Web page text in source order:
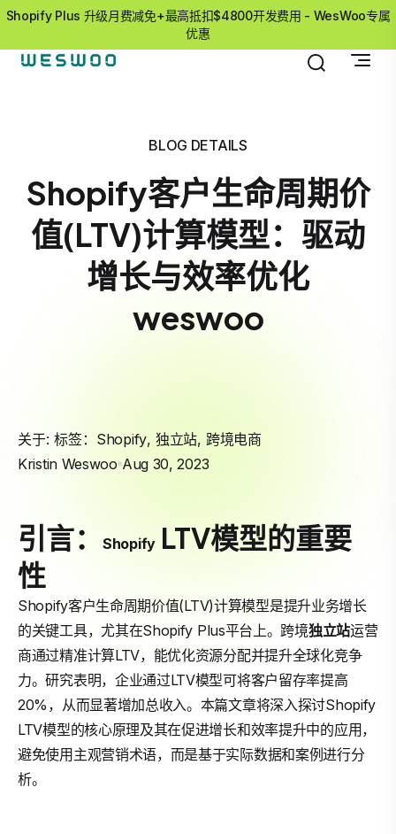
Shopify Plus 升级月费减免+最高抵扣$4800开发费用 - WesWoo专属
优惠
BLOG DETAILS
Shopify客户生命周期价
值(LTV)计算模型：驱动
增长与效率优化
weswoo
关于: 标签： Shopify, 独立站, 跨境电商
Kristin Weswoo Aug 30, 2023
引言： ShopifyLTV模型的重要
性
Shopify客户生命周期价值(LTV)计算模型是提升业务增长
的关键工具，尤其在Shopify Plus平台上。跨境独立站运营
商通过精准计算LTV，能优化资源分配并提升全球化竞争
力。研究表明，企业通过LTV模型可将客户留存率提高
20%，从而显著增加总收入。本篇文章将深入探讨Shopify
LTV模型的核心原理及其在促进增长和效率提升中的应用，
避免使用主观营销术语，而是基于实际数据和案例进行分
析。